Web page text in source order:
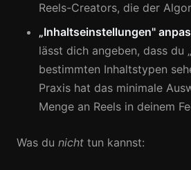
Reels-Creators, die der
„Inhaltseinstellungen"
lässt dich angeben, dass du
bestimmten Inhaltstypen
Praxis hat das minimale
Menge an Reels in deinem
Was du nicht tun kannst: